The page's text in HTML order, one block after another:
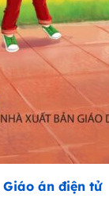
Giáo án điện tử